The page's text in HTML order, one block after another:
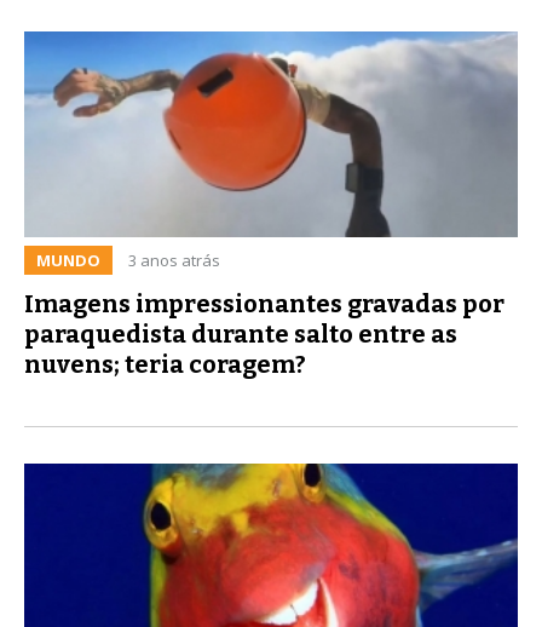
MUNDO 3 anos atrás
Imagens impressionantes gravadas por
paraquedista durante salto entre as
nuvens; teria coragem?